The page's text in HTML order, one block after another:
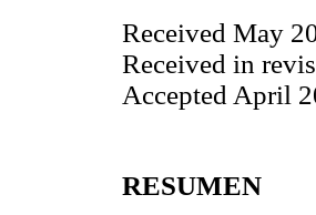
Received May
Received in
Accepted April
RESUMEN